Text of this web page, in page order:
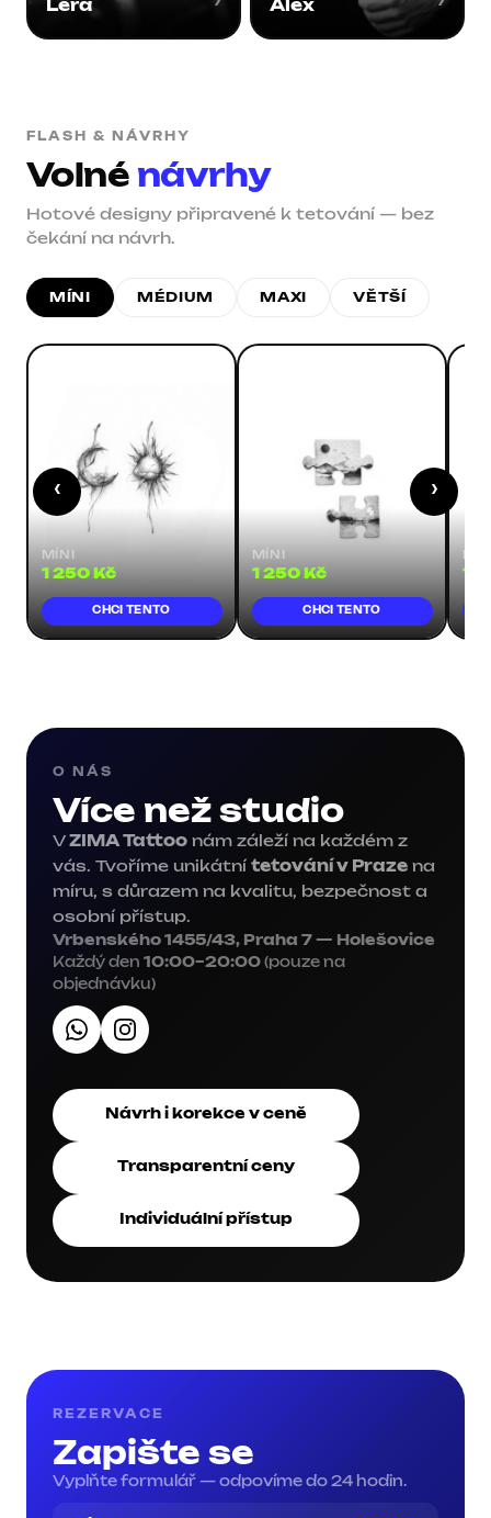
Lera Alex
FLASH & NÁVRHY
Volné návrhy
Hotové designy připravené k tetování — bez
čekání na návrh.
MÍNI MÉDIUM MAXI VĚTŠÍ
‹ ›
MÍNI
1 250 Kč
CHCI TENTO
MÍNI
1 250 Kč
CHCI TENTO
1
O NÁS
Více než studio
V ZIMA Tattoo nám záleží na každém z
vás. Tvoříme unikátní tetování v Praze na
míru, s důrazem na kvalitu, bezpečnost a
osobní přístup.
Vrbenského 1455/43, Praha 7 — Holešovice
Každý den 10:00–20:00 (pouze na
objednávku)
Návrh i korekce v ceně
Transparentní ceny
Individuální přístup
REZERVACE
Zapište se
Vyplňte formulář — odpovíme do 24 hodin.